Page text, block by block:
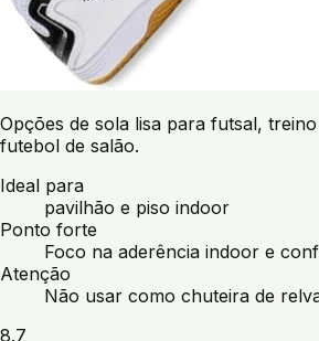
Opções de sola lisa para futsal,
futebol de salão.
Ideal para
pavilhão e piso indoor
Ponto forte
Foco na aderência indoor e
Atenção
Não usar como chuteira de
8.7